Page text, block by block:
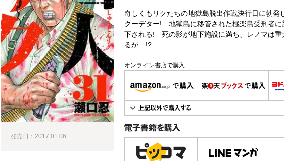
奇しくもリクたちの地獄島脱出作戦決行日に勃発
クーデター! 地獄島に移管された極楽島受刑者に
下される! 死の影が地下施設に満ち、レノマは重
るが…!?
オンライン書店で購入
電子書籍で購入
発売日：2017.01.06